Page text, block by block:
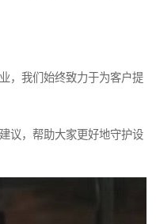
，我们始终致力于为客户提
议，帮助大家更好地守护设